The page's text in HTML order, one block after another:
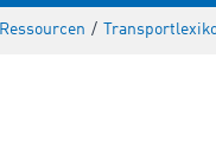
Ressourcen /